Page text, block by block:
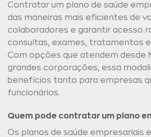
Contratar um plano de saúde
das maneiras mais eficientes de
colaboradores e garantir acesso
consultas, exames, tratamentos
Com opções que atendem desde
grandes corporações, essa
benefícios tanto para empresas
funcionários.
Quem pode contratar um plano
Os planos de saúde empresariais